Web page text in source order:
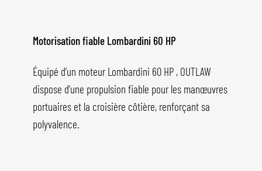
Motorisation fiable Lombardini 60 HP
Équipé d’un moteur Lombardini 60 HP , OUTLAW
dispose d’une propulsion fiable pour les manœuvres
portuaires et la croisière côtière, renforçant sa
polyvalence.